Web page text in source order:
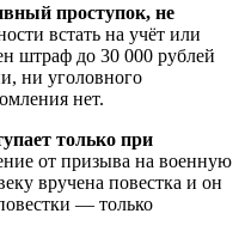
проступок, не
встать на учёт или
штраф до 30 000 рублей
ни уголовного
нет.
только при
от призыва на военную
вручена повестка и он
— только